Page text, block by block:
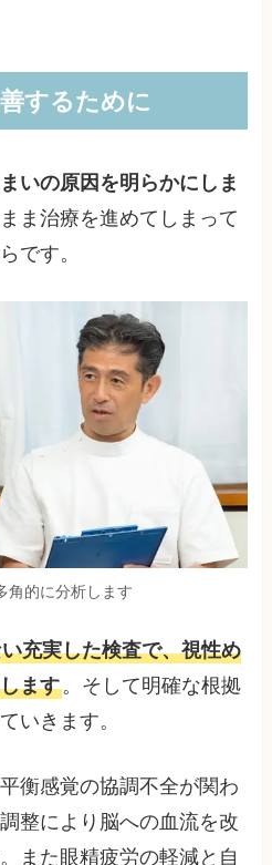
するために
いの原因を明らかにしま
ま治療を進めてしまって
です。
角的に分析します
充実した検査で、視性め
ます。そして明確な根拠
いきます。
衡感覚の協調不全が関わ
整により脳への血流を改
また眼精疲労の軽減と自